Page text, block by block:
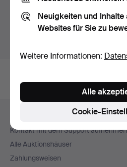
Sie suchen in unserem Archiv
Auktionen.
Fußzeilen-
Navigation
Kontakt mit dem Support aufnehmen
Alle Auktionshäuser
Zahlungsweisen
Neuigkeiten und Inhalte
Websites für Sie zu
Weitere Informationen:
Cookie-
Alle